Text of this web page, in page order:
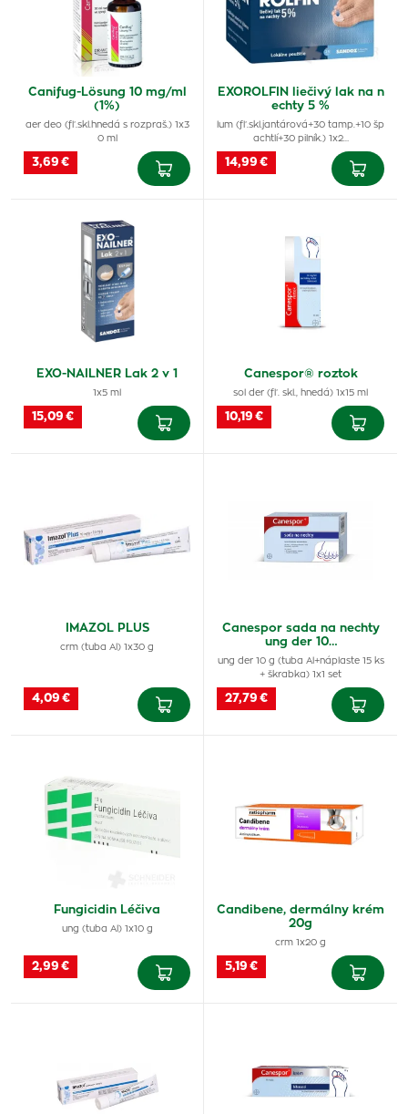
Canifug-Lösung 10 mg/ml
(1%)
aer deo (fľ.skl.hnedá s rozpraš.) 1x3
0 ml
3,69 €
EXOROLFIN liečivý lak na n
echty 5 %
lum (fľ.skl.jantárová+30 tamp.+10 šp
achtlí+30 pilník.) 1x2…
14,99 €
EXO-NAILNER Lak 2 v 1
1x5 ml
15,09 €
Canespor® roztok
sol der (fľ. skl., hnedá) 1x15 ml
10,19 €
IMAZOL PLUS
crm (tuba Al) 1x30 g
4,09 €
Canespor sada na nechty
ung der 10…
ung der 10 g (tuba Al+náplaste 15 ks
+ škrabka) 1x1 set
27,79 €
Fungicidin Léčiva
ung (tuba Al) 1x10 g
2,99 €
Candibene, dermálny krém
20g
crm 1x20 g
5,19 €